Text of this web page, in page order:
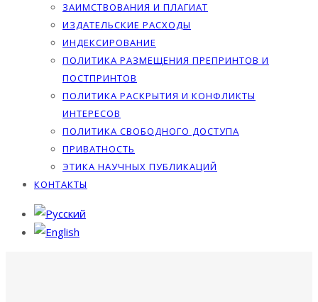
ЗАИМСТВОВАНИЯ И ПЛАГИАТ
ИЗДАТЕЛЬСКИЕ РАСХОДЫ
ИНДЕКСИРОВАНИЕ
ПОЛИТИКА РАЗМЕЩЕНИЯ ПРЕПРИНТОВ И
ПОСТПРИНТОВ
ПОЛИТИКА РАСКРЫТИЯ И КОНФЛИКТЫ
ИНТЕРЕСОВ
ПОЛИТИКА СВОБОДНОГО ДОСТУПА
ПРИВАТНОСТЬ
ЭТИКА НАУЧНЫХ ПУБЛИКАЦИЙ
КОНТАКТЫ